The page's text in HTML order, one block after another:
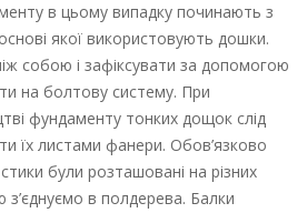
в цьому випадку починають з
якої використовують дошки.
собою і зафіксувати за допомогою
на болтову систему. При
фундаменту тонких дощок слід
їх листами фанери. Обов’язково
були розташовані на різних
в полдерева. Балки